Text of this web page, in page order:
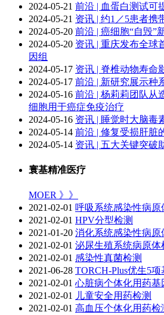
2024-05-21 前沿 | 血蛋白测试可
2024-05-21 资讯 | 约1／5患者携
2024-05-20 前沿 | 癌细胞“自毁”
2024-05-20 资讯 | 重庆发布全球
因组
2024-05-17 资讯 | 脊椎动物寿命
2024-05-17 前沿 | 新研究展示种
2024-05-16 前沿 | 杨莉莉团队从
细胞用于癌症免疫治疗
2024-05-16 资讯 | 睡觉时大脑毒
2024-05-14 前沿 | 修复受损肝脏
2024-05-14 资讯 | 五大关键突破
寰基精准医疗
MOER 》》
2021-02-01 呼吸系统感染性病原
2021-02-01 HPV分型检测
2021-01-20 消化系统感染性病原
2021-02-01 泌尿生殖系统病原体
2021-02-01 感染性真菌检测
2021-06-28 TORCH-Plus优生5项
2021-02-01 心脏病个体化用药基
2021-02-01
儿童安全用药检测
2021-02-01 高血压个体化用药检